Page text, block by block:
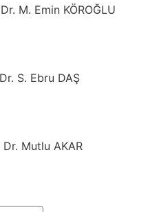
M. Emin KÖROĞLU
S. Ebru DAŞ
Mutlu AKAR